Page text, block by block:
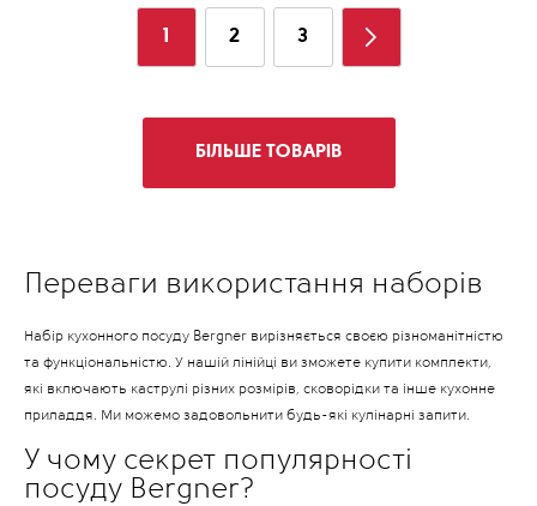
1 2 3
БІЛЬШЕ ТОВАРІВ
Переваги використання наборів
Набір кухонного посуду Bergner вирізняється своєю різноманітністю
та функціональністю. У нашій лінійці ви зможете купити комплекти,
які включають каструлі різних розмірів, сковорідки та інше кухонне
приладдя. Ми можемо задовольнити будь-які кулінарні запити.
У чому секрет популярності
посуду Bergner?